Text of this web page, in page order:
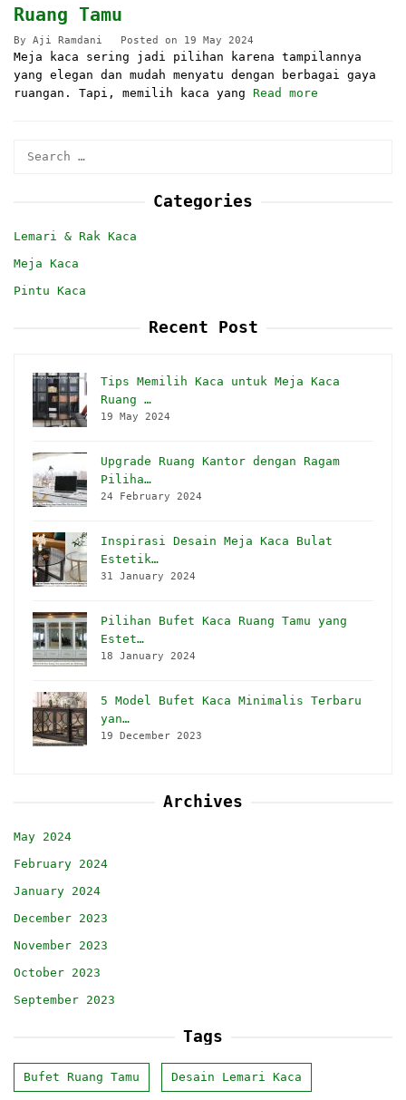
Ruang Tamu
By Aji Ramdani Posted on 19 May 2024
Meja kaca sering jadi pilihan karena tampilannya
yang elegan dan mudah menyatu dengan berbagai gaya
ruangan. Tapi, memilih kaca yang Read more
Categories
Lemari & Rak Kaca
Meja Kaca
Pintu Kaca
Recent Post
Tips Memilih Kaca untuk Meja Kaca
Ruang …
19 May 2024
Upgrade Ruang Kantor dengan Ragam
Piliha…
24 February 2024
Inspirasi Desain Meja Kaca Bulat
Estetik…
31 January 2024
Pilihan Bufet Kaca Ruang Tamu yang
Estet…
18 January 2024
5 Model Bufet Kaca Minimalis Terbaru
yan…
19 December 2023
Archives
May 2024
February 2024
January 2024
December 2023
November 2023
October 2023
September 2023
Tags
Bufet Ruang Tamu Desain Lemari Kaca